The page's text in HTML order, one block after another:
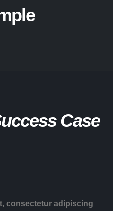
Case
consectetur adipiscing